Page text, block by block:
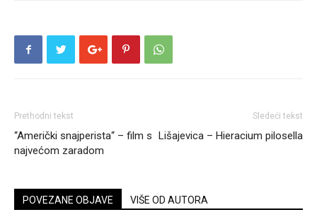
Prethodni tekst
“Američki snajperista“ – film s
najvećom zaradom
Sledeći tekst
Lišajevica – Hieracium pilosella
POVEZANE OBJAVE VIŠE OD AUTORA